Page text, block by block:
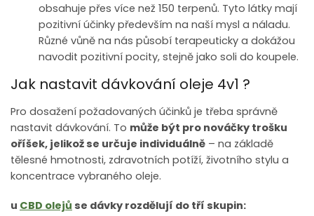
obsahuje přes více než 150 terpenů. Tyto látky mají
pozitivní účinky především na naší mysl a náladu.
Různé vůně na nás působí terapeuticky a dokážou
navodit pozitivní pocity, stejně jako soli do koupele.
Jak nastavit dávkování oleje 4v1 ?
Pro dosažení požadovaných účinků je třeba správně
nastavit dávkování. To může být pro nováčky trošku
oříšek, jelikož se určuje individuálně – na základě
tělesné hmotnosti, zdravotních potíží, životního stylu a
koncentrace vybraného oleje.
u CBD olejů se dávky rozdělují do tří skupin: